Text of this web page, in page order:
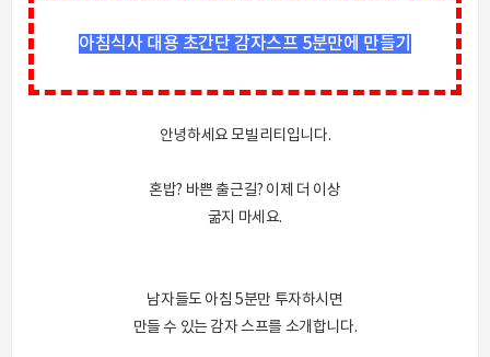
아침식사 대용 초간단 감자스프 5분만에 만들기
안녕하세요 모빌리티입니다.
혼밥? 바쁜 출근길? 이제 더 이상
굶지 마세요.
남자들도 아침 5분만 투자하시면
만들 수 있는 감자 스프를 소개합니다.